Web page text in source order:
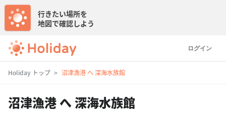
ログイン
行きたい場所を
地図で確認しよう
Holiday トップ 沼津漁港 へ 深海水族館
沼津漁港 へ 深海水族館